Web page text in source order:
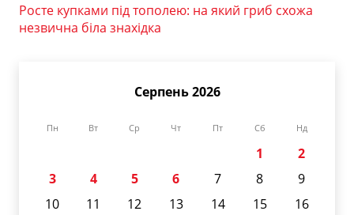
Росте купками під тополею: на який гриб схожа
незвична біла знахідка
Серпень 2026
Пн Вт Ср Чт Пт Сб Нд
1
2
3
4 5 6 7 8
9
10
11 12 13 14 15
16